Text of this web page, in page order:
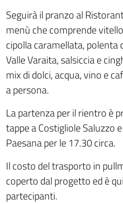
Seguirà il pranzo al
menù che comprende
cipolla caramellata, polenta
Valle Varaita, salsiccia e
mix di dolci, acqua, vino e
a persona.
La partenza per il rientro è
tappe a Costigliole Saluzzo
Paesana per le 17.30 circa.
Il costo del trasporto in
coperto dal progetto ed è
partecipanti.